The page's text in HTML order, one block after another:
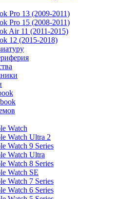
Pro 13 (2009-2011)
Pro 15 (2008-2011)
Air 11 (2011-2015)
12 (2015-2018)
Watch
Watch Ultra 2
Watch 9 Series
Watch Ultra
Watch 8 Series
Watch SE
Watch 7 Series
Watch 6 Series